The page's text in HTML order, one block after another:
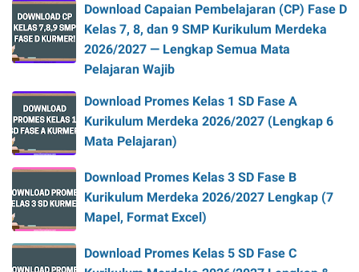
Download Capaian Pembelajaran (CP) Fase D
Kelas 7, 8, dan 9 SMP Kurikulum Merdeka
2026/2027 — Lengkap Semua Mata
Pelajaran Wajib
Download Promes Kelas 1 SD Fase A
Kurikulum Merdeka 2026/2027 (Lengkap 6
Mata Pelajaran)
Download Promes Kelas 3 SD Fase B
Kurikulum Merdeka 2026/2027 Lengkap (7
Mapel, Format Excel)
Download Promes Kelas 5 SD Fase C